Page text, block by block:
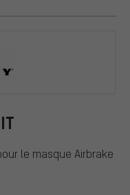
le masque Airbrake